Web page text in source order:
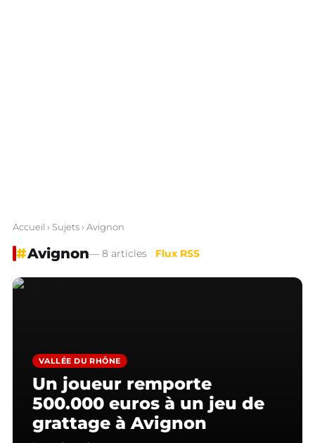
Accueil › Sujets› Avignon
#Avignon— 8 articles Flux RSS
VALLÉE DU RHÔNE
Un joueur remporte
500.000 euros à un jeu de
grattage à Avignon